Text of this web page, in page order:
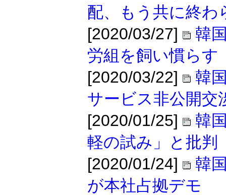
配、もう共に終わ
[2020/03/27]
韓
労組を飼い慣らす
[2020/03/22]
韓
サービス非公開交
[2020/01/25]
韓
軽の試み」と批判
[2020/01/24]
韓
が本社占拠デモ